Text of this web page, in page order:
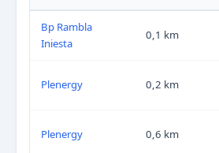
Bp Rambla
Iniesta
0,1 km
Plenergy 0,2 km
Plenergy 0,6 km